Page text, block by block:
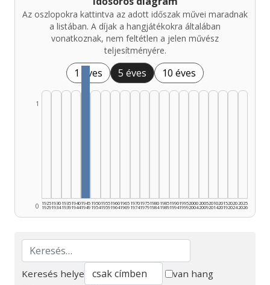
Az oszlopokra kattintva az adott időszak művei maradnak
a listában. A díjak a hangjátékokra általában
vonatkoznak, nem feltétlen a jelen művész
teljesítményére.
1 éves 5 éves 10 éves
0
1
1925
1929
1930
1934
1935
1939
1940
1944
1945
1949
1950
1954
1955
1959
1960
1964
1965
1969
1970
1974
1975
1979
1980
1984
1985
1989
1990
1994
1995
1999
2000
2004
2005
2009
2010
2014
2015
2019
2020
2024
2025
2026
Keresés helye
van hang